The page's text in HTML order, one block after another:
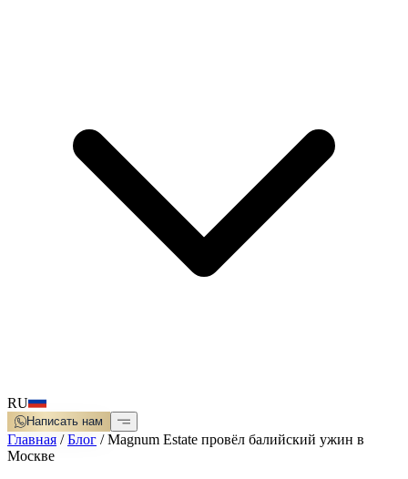
RU
Написать нам
Главная /Блог /Magnum Estate провёл балийский ужин в
Москве